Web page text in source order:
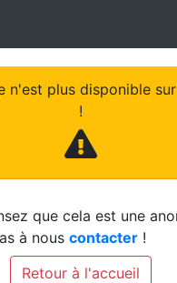
n'est plus disponible sur
!
que cela est une
à nous contacter !
Retour à l'accueil